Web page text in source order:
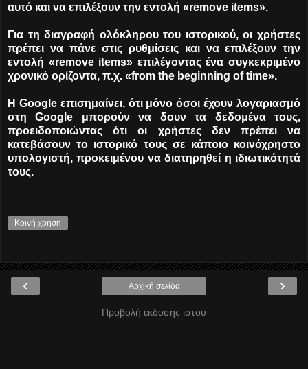
αυτό και να επιλέξουν την εντολή «remove items».
Για τη διαγραφή ολόκληρου του ιστορικού, οι χρήστες
πρέπει να πάνε στις ρυθμίσεις και να επιλέξουν την
εντολή «remove items» επιλέγοντας ένα συγκεκριμένο
χρονικό ορίζοντα, π.χ. «from the beginning of time».
Η Google επισημαίνει, ότι μόνο όσοι έχουν λογαριασμό
στη Google μπορούν να δουν τα δεδομένα τους,
προειδοποιώντας ότι οι χρήστες δεν πρέπει να
κατεβάσουν το ιστορικό τους σε κάποιο κοινόχρηστο
υπολογιστή, προκειμένου να διατηρηθεί η ιδιωτικότητά
τους.
Κοινή χρήση
‹ ›
Αρχική σελίδα
Προβολή έκδοσης ιστού